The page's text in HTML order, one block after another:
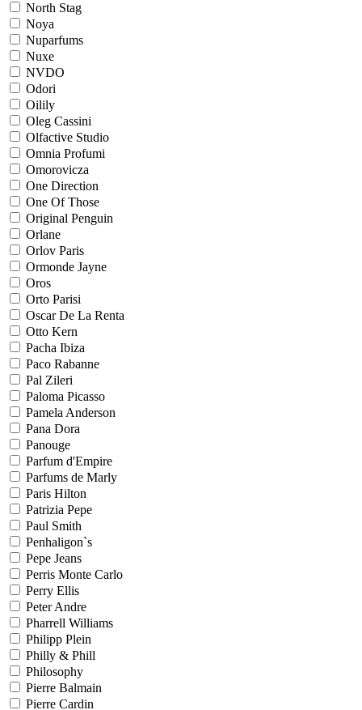
North Stag
Noya
Nuparfums
Nuxe
NVDO
Odori
Oilily
Oleg Cassini
Olfactive Studio
Omnia Profumi
Omorovicza
One Direction
One Of Those
Original Penguin
Orlane
Orlov Paris
Ormonde Jayne
Oros
Orto Parisi
Oscar De La Renta
Otto Kern
Pacha Ibiza
Paco Rabanne
Pal Zileri
Paloma Picasso
Pamela Anderson
Pana Dora
Panouge
Parfum d'Empire
Parfums de Marly
Paris Hilton
Patrizia Pepe
Paul Smith
Penhaligon`s
Pepe Jeans
Perris Monte Carlo
Perry Ellis
Peter Andre
Pharrell Williams
Philipp Plein
Philly & Phill
Philosophy
Pierre Balmain
Pierre Cardin